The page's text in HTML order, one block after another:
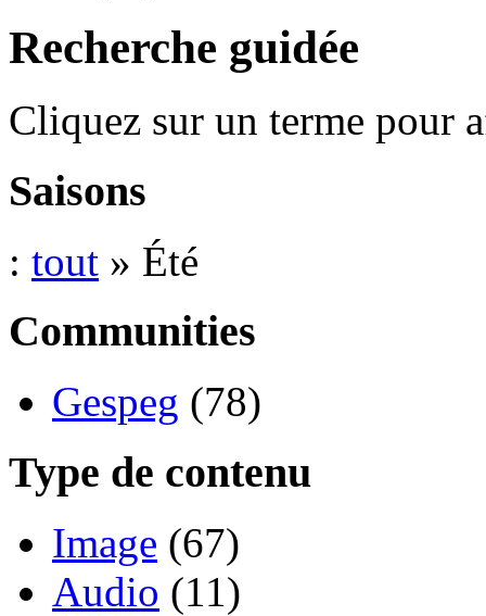
Recherche guidée
Cliquez sur un terme pour
Saisons
: tout » Été
Communities
Gespeg (78)
Type de contenu
Image (67)
Audio (11)